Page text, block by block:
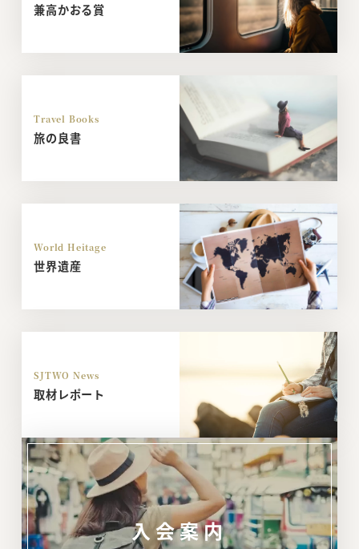
兼高かおる賞
Travel Books
旅の良書
World Heitage
世界遺産
SJTWO News
取材レポート
入会案内